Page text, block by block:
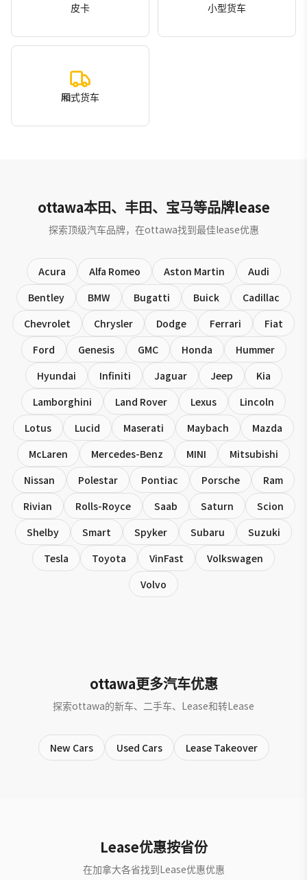
皮卡 小型货车
厢式货车
ottawa本田、丰田、宝马等品牌lease
探索顶级汽车品牌，在ottawa找到最佳lease优惠
Acura Alfa Romeo Aston Martin
Audi
Bentley
BMW Bugatti Buick
Cadillac
Chevrolet
Chrysler Dodge Ferrari
Fiat
Ford
Genesis GMC Honda
Hummer
Hyundai
Infiniti Jaguar Jeep
Kia
Lamborghini
Land Rover Lexus
Lincoln
Lotus
Lucid Maserati Maybach
Mazda
McLaren
Mercedes-Benz MINI
Mitsubishi
Nissan
Polestar Pontiac Porsche
Ram
Rivian
Rolls-Royce Saab Saturn
Scion
Shelby
Smart Spyker Subaru
Suzuki
Tesla
Toyota VinFast
Volkswagen
Volvo
ottawa更多汽车优惠
探索ottawa的新车、二手车、Lease和转Lease
New Cars Used Cars Lease Takeover
Lease优惠按省份
在加拿大各省找到Lease优惠优惠